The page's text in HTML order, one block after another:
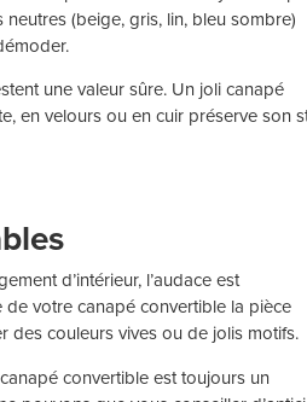
(beige, gris, lin, bleu sombre)
une valeur sûre. Un joli canapé
en velours ou en cuir préserve son
d’intérieur, l’audace est
votre canapé convertible la pièce
des couleurs vives ou de jolis motifs.
convertible est toujours un